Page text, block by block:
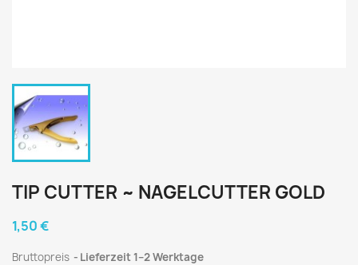
TIP CUTTER ~ NAGELCUTTER GOLD
1,50 €
Bruttopreis Lieferzeit 1–2 Werktage